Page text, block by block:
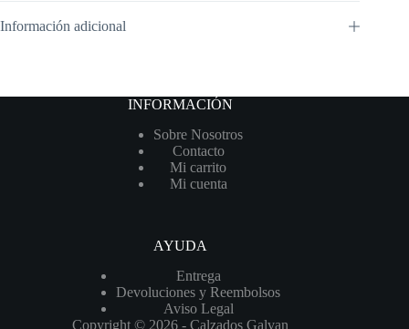
Información adicional
INFORMACIÓN
Sobre Nosotros
Contacto
Mi carrito
Mi cuenta
AYUDA
Entrega
Devoluciones y Reembolsos
Aviso Legal
Copyright © 2026 - Calzados Galvan